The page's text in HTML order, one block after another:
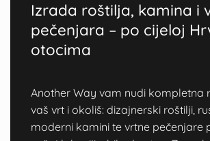
Izrada roštilja, kamina i
pečenjara – po cijeloj
otocima
Another Way vam nudi kompletna
vaš vrt i okoliš: dizajnerski roštilji,
moderni kamini te vrtne pečenjare